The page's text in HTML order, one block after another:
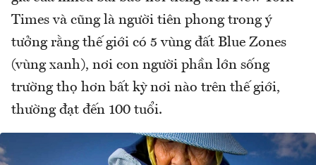
Times và cũng là người tiên phong trong ý
tưởng rằng thế giới có 5 vùng đất Blue Zones
(vùng xanh), nơi con người phần lớn sống
trường thọ hơn bất kỳ nơi nào trên thế giới,
thường đạt đến 100 tuổi.